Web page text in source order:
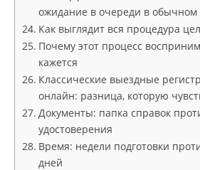
ожидание в очереди в
Как выглядит вся процедура
Почему этот процесс
кажется
Классические выездные
онлайн: разница, которую
Документы: папка справок
удостоверения
Время: недели подготовки
дней